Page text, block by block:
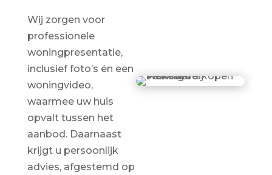
Wij zorgen voor
professionele
woningpresentatie,
inclusief foto’s én een
woningvideo,
waarmee uw huis
opvalt tussen het
aanbod. Daarnaast
krijgt u persoonlijk
advies, afgestemd op